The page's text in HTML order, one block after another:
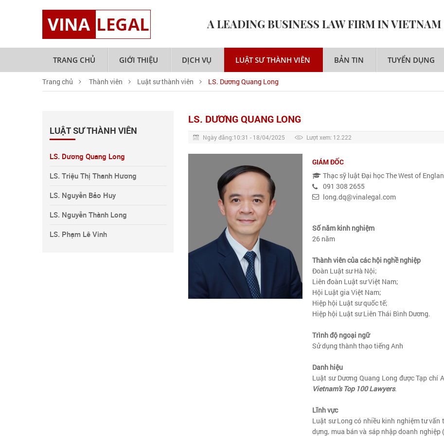
A LEADING BUSINESS LAW FIRM IN VIETNAM
TRANG CHỦ GIỚI THIỆU DỊCH VỤ LUẬT SƯ THÀNH VIÊN BẢN TIN TUYỂN DỤNG
Trang chủ Thành viên Luật sư thành viên LS. Dương Quang Long
LUẬT SƯ THÀNH VIÊN
LS. Dương Quang Long
LS. Triệu Thị Thanh Hương
LS. Nguyễn Bảo Huy
LS. Nguyễn Thành Long
LS. Phạm Lê Vinh
LS. DƯƠNG QUANG LONG
Ngày đăng:10:31 - 18/04/2025 Lượt xem: 12.222
GIÁM ĐỐC
Thạc sỹ luật Đại học The West of
091 308 2655
long.dq@vinalegal.com
Số năm kinh nghiệm
26 năm
Thành viên của các hội nghề nghiệp
Đoàn Luật sư Hà Nội;
Liên đoàn Luật sư Việt Nam;
Hội Luật gia Việt Nam;
Hiệp hội Luật sư quốc tế;
Hiệp hội Luật sư Liên Thái Bình Dương.
Trình độ ngoại ngữ
Sử dụng thành thạo tiếng Anh
Danh hiệu
Luật sư Dương Quang Long được Tạp
Vietnam's Top 100 Lawyers.
Lĩnh vực
Luật sư Long có nhiều kinh nghiệm tư
dựng, mua bán và sáp nhập doanh nghiệp